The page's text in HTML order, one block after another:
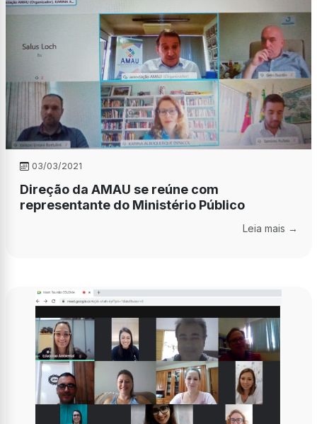
03/03/2021
Direção da AMAU se reúne com
representante do Ministério Público
Leia mais →